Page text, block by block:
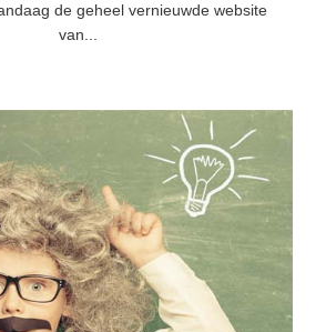
de geheel vernieuwde website
van...